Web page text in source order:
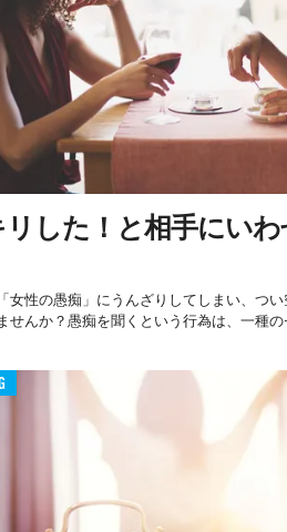
した！と相手にい
女性の愚痴」にうんざりしてしまい、つ
せんか？愚痴を聞くという行為は、一種